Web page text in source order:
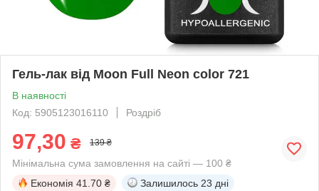
Гель-лак від Moon Full Neon color 721
В наявності
Код: 5905123016110
Роздріб
97,30 ₴ 139 ₴
Мінімальна сума замовлення на сайті — 100 ₴
Економія 41.70 ₴ Залишилось 23 дні